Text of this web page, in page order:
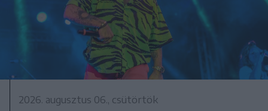
2026. augusztus 06., csütörtök